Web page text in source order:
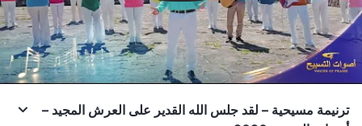
ترنيمة مسيحية – لقد جلس الله القدير على العرش المجيد –